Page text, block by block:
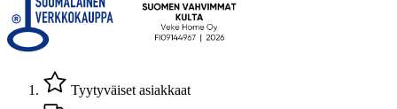
Tyytyväiset asiakkaat